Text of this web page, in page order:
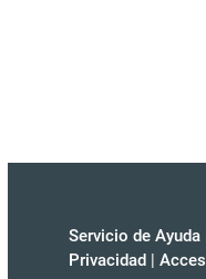
Servicio de Ayuda
Privacidad |